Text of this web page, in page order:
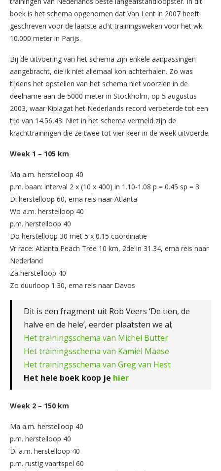
boek is het schema opgenomen dat Van Lent in 2007 heeft
geschreven voor de laatste acht trainingsweken voor het wk
10.000 meter in Parijs.
Bij de uitvoering van het schema zijn enkele aanpassingen
aangebracht, die ik niet allemaal kon achterhalen. Zo was
tijdens het opstellen van het schema niet voorzien in de
deelname aan de 5000 meter in Stockholm, op 5 augustus
2003, waar Kiplagat het Nederlands record verbeterde tot een
tijd van 14.56,43. Niet in het schema vermeld zijn de
krachttrainingen die ze twee tot vier keer in de week uitvoerde.
Week 1 – 105 km
Ma a.m. herstelloop 40
p.m. baan: interval 2 x (10 x 400) in 1.10-1.08 p = 0.45 sp = 3
Di herstelloop 60, erna reis naar Atlanta
Wo a.m. herstelloop 40
p.m. herstelloop 40
Do herstelloop 30 met 5 x 0.15 coördinatie
Vr race: Atlanta Peach Tree 10 km, 2de in 31.34, erna reis naar
Nederland
Za herstelloop 40
Zo duurloop 1:30, erna reis naar Davos
Dit is een fragment uit Rob Veers ‘De tien, de
halve en de hele’, eerder plaatsten we al;
Het trainingsschema van Michel Butter
Het trainingsschema van Kamiel Maase
Het trainingsschema van Greg van Hest
Het hele boek koop je hier
Week 2 – 150 km
Ma a.m. herstelloop 40
p.m. herstelloop 40
Di a.m. herstelloop 40
p.m. rustig vaartspel 60